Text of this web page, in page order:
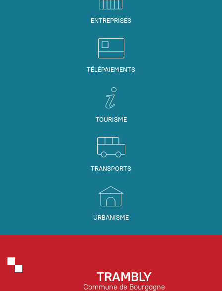
ENTREPRISES
TÉLÉPAIEMENTS
TOURISME
TRANSPORTS
URBANISME
TRAMBLY
Commune de Bourgogne